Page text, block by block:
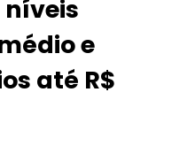
e
até R$